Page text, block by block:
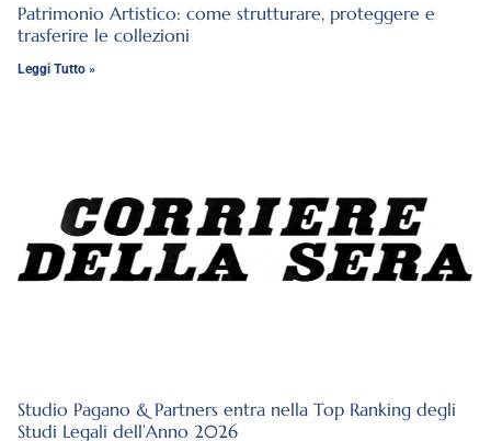
Patrimonio Artistico: come strutturare, proteggere e
trasferire le collezioni
Leggi Tutto »
Studio Pagano & Partners entra nella Top Ranking degli
Studi Legali dell’Anno 2026